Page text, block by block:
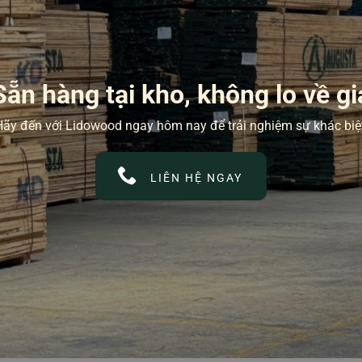
hàng tại kho, không lo về
đến với Lidowood ngay hôm nay để trải nghiệm sự khác
LIÊN HỆ NGAY